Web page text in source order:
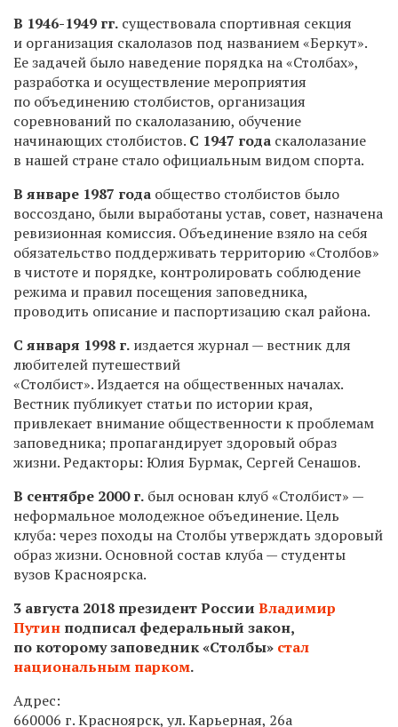
В 1946-1949 гг. существовала спортивная секция
и организация скалолазов под названием «Беркут».
Ее задачей было наведение порядка на «Столбах»,
разработка и осуществление мероприятия
по объединению столбистов, организация
соревнований по скалолазанию, обучение
начинающих столбистов. С 1947 года скалолазание
в нашей стране стало официальным видом спорта.
В январе 1987 года общество столбистов было
воссоздано, были выработаны устав, совет, назначена
ревизионная комиссия. Объединение взяло на себя
обязательство поддерживать территорию «Столбов»
в чистоте и порядке, контролировать соблюдение
режима и правил посещения заповедника,
проводить описание и паспортизацию скал района.
С января 1998 г. издается журнал — вестник для
любителей путешествий
«Столбист». Издается на общественных началах.
Вестник публикует статьи по истории края,
привлекает внимание общественности к проблемам
заповедника; пропагандирует здоровый образ
жизни. Редакторы: Юлия Бурмак, Сергей Сенашов.
В сентябре 2000 г. был основан клуб «Столбист» —
неформальное молодежное объединение. Цель
клуба: через походы на Столбы утверждать здоровый
образ жизни. Основной состав клуба — студенты
вузов Красноярска.
3 августа 2018 президент России Владимир
Путин подписал федеральный закон,
по которому заповедник «Столбы» стал
национальным парком.
Адрес:
660006 г. Красноярск, ул. Карьерная, 26а